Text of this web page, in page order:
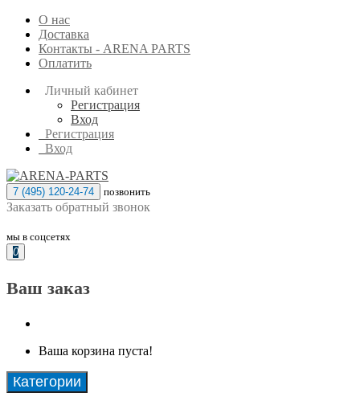
О нас
Доставка
Контакты - ARENA PARTS
Оплатить
Личный кабинет
Регистрация
Вход
Регистрация
Вход
7 (495) 120-24-74 позвонить
Заказать обратный звонок
мы в соцсетях
0
Ваш заказ
Ваша корзина пуста!
Категории